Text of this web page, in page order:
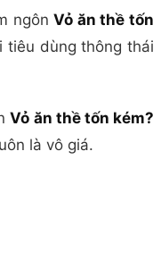
ngônVỏ ăn thề tốn
tiêu dùng thông thái
Vỏ ăn thề tốn kém?
là vô giá.